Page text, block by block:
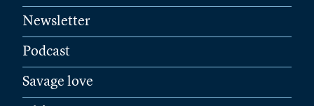
Newsletter
Podcast
Savage love